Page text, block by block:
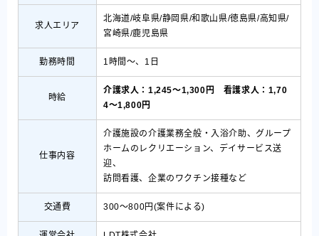
求人エリア
北海道/岐阜県/静岡県/和歌山県/徳島県/高知県/
宮崎県/鹿児島県
勤務時間 1時間〜、1日
時給
介護求人：1,245〜1,300円
看護求人：1,70
4〜1,800円
仕事内容
介護施設の介護業務全般・入浴介助、グループ
ホームのレクリエーション、デイサービス送
迎、
訪問看護、企業のワクチン接種など
交通費 300〜800円(案件による)